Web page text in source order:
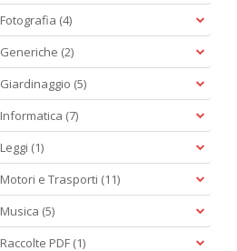
Fotografia (4)
Generiche (2)
Giardinaggio (5)
Informatica (7)
Leggi (1)
Motori e Trasporti (11)
Musica (5)
Raccolte PDF (1)